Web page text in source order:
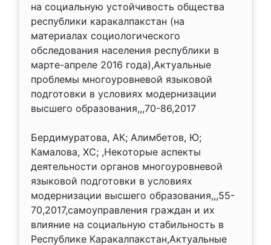
на социальную устойчивость общества
республики каракалпакстан (на
материалах социологического
обследования населения республики в
марте-апреле 2016 года),Актуальные
проблемы многоуровневой языковой
подготовки в условиях модернизации
высшего образования,,,70-86,2017
Бердимуратова, АК; Алимбетов, Ю;
Камалова, ХС; ,Некоторые аспекты
деятельности органов многоуровневой
языковой подготовки в условиях
модернизации высшего образования,,,55-
70,2017,самоуправления граждан и их
влияние на социальную стабильность в
Республике Каракалпакстан,Актуальные